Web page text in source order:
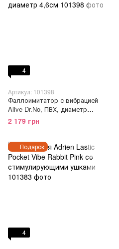
4
Артикул: 101398
Фаллоимитатор с вибрацией
Alive Dr.No, ПВХ, диаметр
4,6см
2 179 грн
Подарок
4